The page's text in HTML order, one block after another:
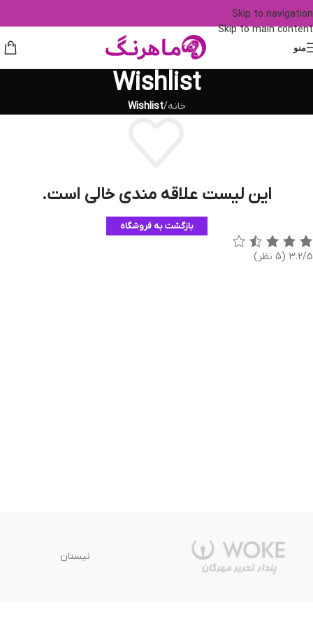
Skip to navigation
Skip to main content
منو
Wishlist
خانه/
Wishlist
این لیست علاقه مندی خالی است.
بازگشت به فروشگاه
3.2/5 (5 نظر)
نیستان